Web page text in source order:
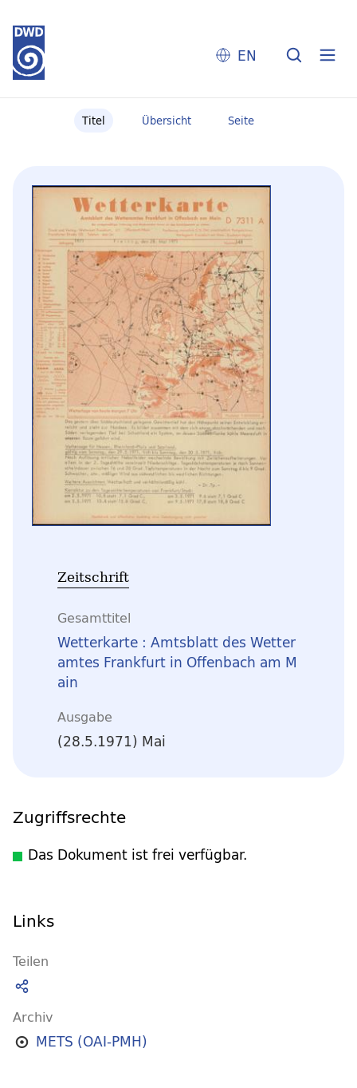
EN
Titel Übersicht Seite
Zeitschrift
Gesamttitel
Wetterkarte : Amtsblatt des Wetter
amtes Frankfurt in Offenbach am M
ain
Ausgabe
(28.5.1971) Mai
Zugriffsrechte
Das Dokument ist frei verfügbar.
Links
Teilen
Archiv
METS (OAI-PMH)